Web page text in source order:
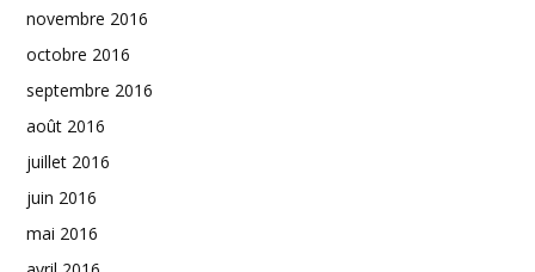
novembre 2016
octobre 2016
septembre 2016
août 2016
juillet 2016
juin 2016
mai 2016